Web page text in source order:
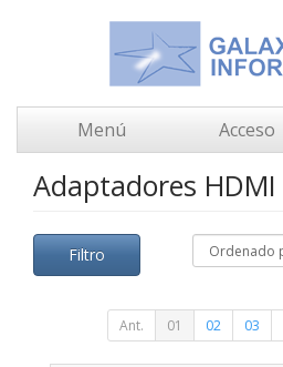
Menú Acceso
Adaptadores HDMI
Filtro
Ant. 01 02 03